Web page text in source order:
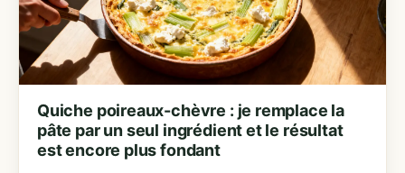
Quiche poireaux-chèvre : je remplace la
pâte par un seul ingrédient et le résultat
est encore plus fondant